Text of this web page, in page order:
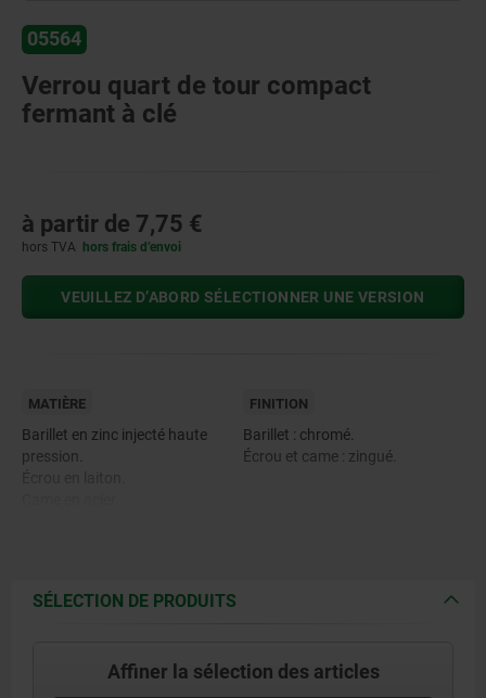
05564
Verrou quart de tour compact
fermant à clé
à partir de 7,75 €
hors TVA hors frais d’envoi
VEUILLEZ D’ABORD SÉLECTIONNER UNE VERSION
MATIÈRE
Barillet en zinc injecté haute
pression.
FINITION
Barillet : chromé.
Écrou et came : zingué.
SÉLECTION DE PRODUITS
Affiner la sélection des articles